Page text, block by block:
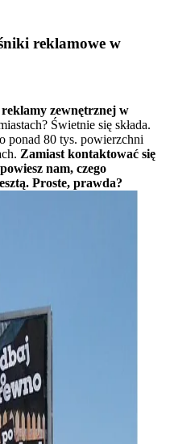
reklamowe w
zewnętrznej w
Świetnie się składa.
ponad 80 tys. powierzchni
Zamiast kontaktować się
nam, czego
Proste, prawda?